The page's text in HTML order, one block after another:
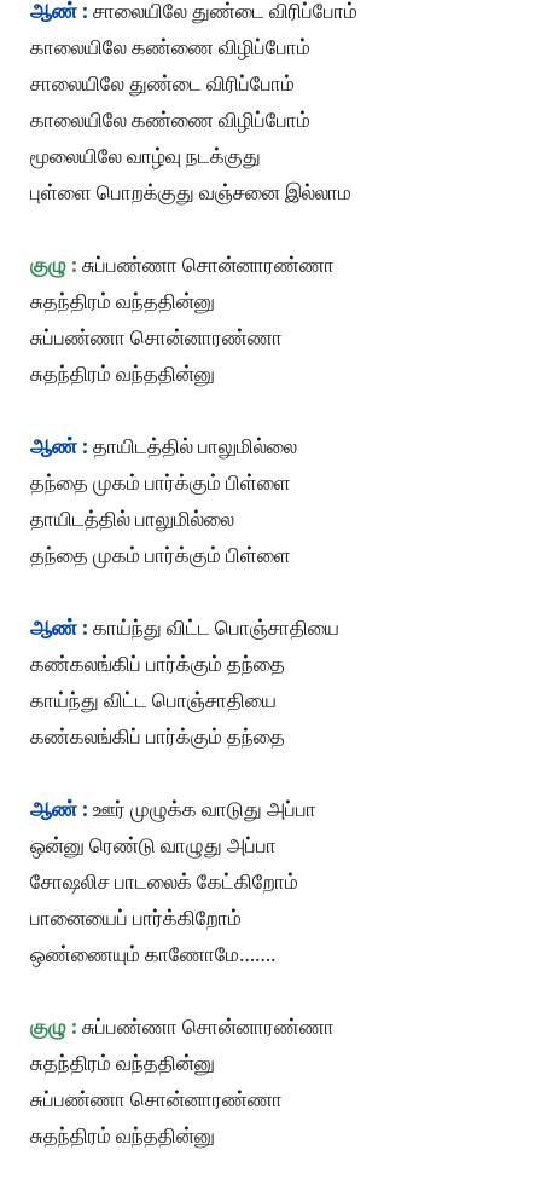
ஆண் : சாலையிலே துண்டை விரிப்போம்
காலையிலே கண்ணை விழிப்போம்
சாலையிலே துண்டை விரிப்போம்
காலையிலே கண்ணை விழிப்போம்
மூலையிலே வாழ்வு நடக்குது
புள்ளை பொறக்குது வஞ்சனை இல்லாம
குழு : சுப்பண்ணா சொன்னாரண்ணா
சுதந்திரம் வந்ததின்னு
சுப்பண்ணா சொன்னாரண்ணா
சுதந்திரம் வந்ததின்னு
ஆண் : தாயிடத்தில் பாலுமில்லை
தந்தை முகம் பார்க்கும் பிள்ளை
தாயிடத்தில் பாலுமில்லை
தந்தை முகம் பார்க்கும் பிள்ளை
ஆண் : காய்ந்து விட்ட பொஞ்சாதியை
கண்கலங்கிப் பார்க்கும் தந்தை
காய்ந்து விட்ட பொஞ்சாதியை
கண்கலங்கிப் பார்க்கும் தந்தை
ஆண் : ஊர் முழுக்க வாடுது அப்பா
ஒன்னு ரெண்டு வாழுது அப்பா
சோஷலிச பாடலைக் கேட்கிறோம்
பானையைப் பார்க்கிறோம்
ஒண்ணையும் காணோமே…….
குழு : சுப்பண்ணா சொன்னாரண்ணா
சுதந்திரம் வந்ததின்னு
சுப்பண்ணா சொன்னாரண்ணா
சுதந்திரம் வந்ததின்னு